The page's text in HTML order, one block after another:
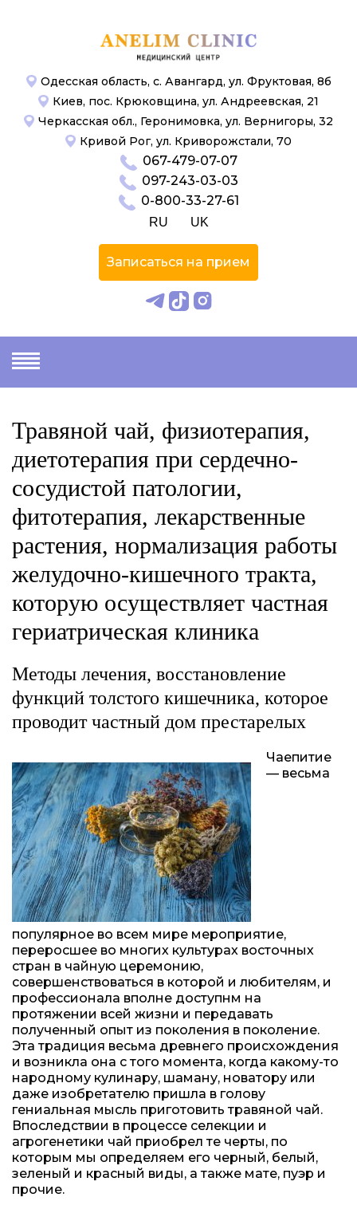
Одесская область, с. Авангард, ул. Фруктовая, 8б
Киев, пос. Крюковщина, ул. Андреевская, 21
Черкасская обл., Геронимовка, ул. Вернигоры, 32
Кривой Рог, ул. Криворожстали, 70
067-479-07-07
097-243-03-03
0-800-33-27-61
RU UK
Записаться на прием
Травяной чай, физиотерапия,
диетотерапия при сердечно-
сосудистой патологии,
фитотерапия, лекарственные
растения, нормализация работы
желудочно-кишечного тракта,
которую осуществляет частная
гериатрическая клиника
Методы лечения, восстановление
функций толстого кишечника, которое
проводит частный дом престарелых
Чаепитие
— весьма
популярное во всем мире мероприятие,
переросшее во многих культурах восточных
стран в чайную церемонию,
совершенствоваться в которой и любителям, и
профессионала вполне доступнм на
протяжении всей жизни и передавать
полученный опыт из поколения в поколение.
Эта традиция весьма древнего происхождения
и возникла она с того момента, когда какому-то
народному кулинару, шаману, новатору или
даже изобретателю пришла в голову
гениальная мысль приготовить травяной чай.
Впоследствии в процессе селекции и
агрогенетики чай приобрел те черты, по
которым мы определяем его черный, белый,
зеленый и красный виды, а также мате, пуэр и
прочие.